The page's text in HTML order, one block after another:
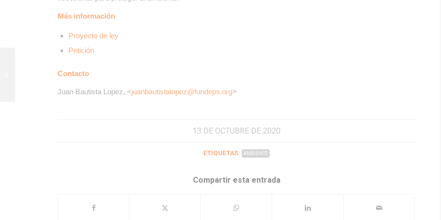
Más información
Proyecto de ley
Petición
Contacto
Juan Bautista Lopez, <juanbautistalopez@fundeps.org>
13 DE OCTUBRE DE 2020
ETIQUETAS: AMBIENTE
Compartir esta entrada
tribunal” ante la Corte Suprema de